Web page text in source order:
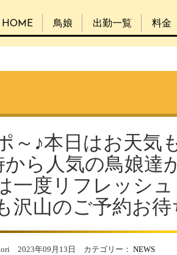
HOME 鳥娘 出勤一覧 料金
～♪本日はお天気
から人気の鳥娘達
一度リフレッシ
沢山のご予約お
2023年09月13日 カテゴリー： NEWS